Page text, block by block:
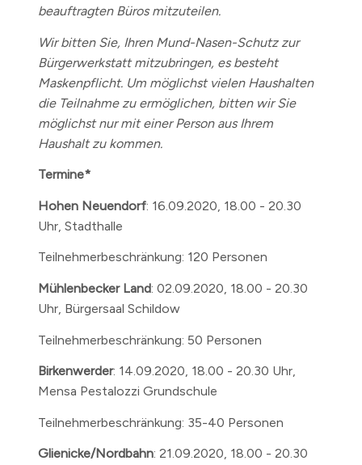
beauftragten Büros mitzuteilen.
Wir bitten Sie, Ihren Mund-Nasen-Schutz zur
Bürgerwerkstatt mitzubringen, es besteht
Maskenpflicht. Um möglichst vielen Haushalten
die Teilnahme zu ermöglichen, bitten wir Sie
möglichst nur mit einer Person aus Ihrem
Haushalt zu kommen.
Termine*
Hohen Neuendorf: 16.09.2020, 18.00 - 20.30
Uhr, Stadthalle
Teilnehmerbeschränkung: 120 Personen
Mühlenbecker Land: 02.09.2020, 18.00 - 20.30
Uhr, Bürgersaal Schildow
Teilnehmerbeschränkung: 50 Personen
Birkenwerder: 14.09.2020, 18.00 - 20.30 Uhr,
Mensa Pestalozzi Grundschule
Teilnehmerbeschränkung: 35-40 Personen
Glienicke/Nordbahn: 21.09.2020, 18.00 - 20.30